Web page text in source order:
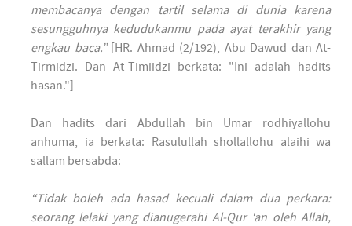
membacanya dengan tartil selama di dunia karena
sesungguhnya kedudukanmu pada ayat terakhir yang
engkau baca.”[HR. Ahmad (2/192), Abu Dawud dan At-
Tirmidzi. Dan At-Timiidzi berkata: "Ini adalah hadits
hasan."]
Dan hadits dari Abdullah bin Umar rodhiyallohu
anhuma, ia berkata: Rasulullah shollallohu alaihi wa
sallam bersabda:
“Tidak boleh ada hasad kecuali dalam dua perkara:
seorang lelaki yang dianugerahi Al-Qur ‘an oleh Allah,